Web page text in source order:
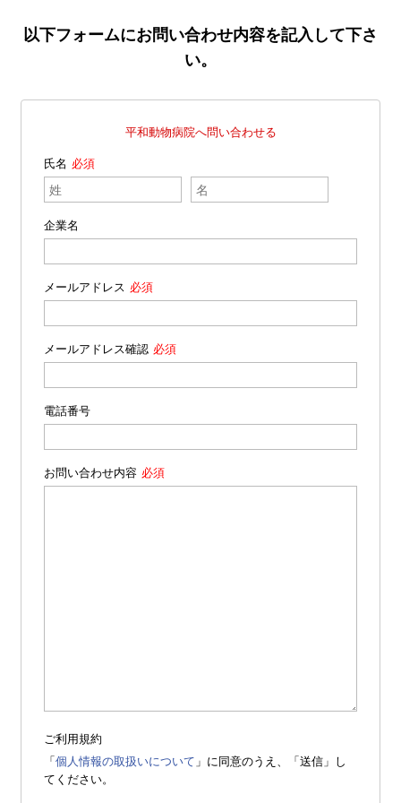
以下フォームにお問い合わせ内容を記入して下さ
い。
平和動物病院へ問い合わせる
氏名
企業名
メールアドレス
メールアドレス確認
電話番号
お問い合わせ内容
ご利用規約
「個人情報の取扱いについて 」に同意のうえ、「送信」し
てください。